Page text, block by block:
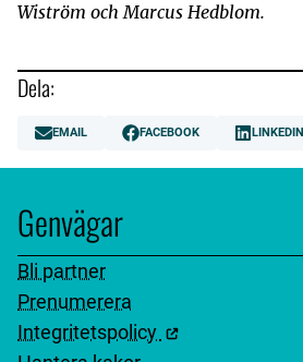
Wiström och Marcus Hedblom.
Dela:
EMAIL FACEBOOK LINKEDIN
Genvägar
Bli partner
Prenumerera
Integritetspolicy